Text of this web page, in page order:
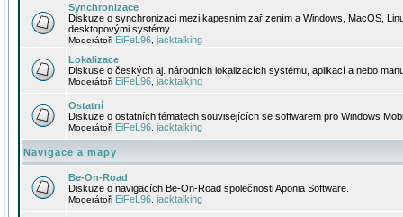
Synchronizace
Diskuze o synchronizaci mezi kapesním zařízením a Windows, MacOS,
desktopovými systémy.
Moderátoři EiFeL96 jacktalking
Lokalizace
Diskuse o českých aj. národních lokalizacích systému, aplikací a nebo
Moderátoři EiFeL96 jacktalking
Ostatní
Diskuze o ostatních tématech souvisejících se softwarem pro Windows
Moderátoři EiFeL96 jacktalking
Navigace a mapy
Be-On-Road
Diskuze o navigacích Be-On-Road společnosti Aponia Software.
Moderátoři EiFeL96 jacktalking